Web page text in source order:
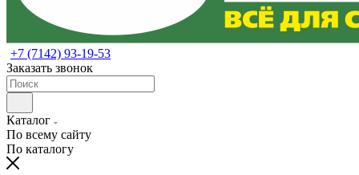
+7 (7142) 93-19-53
Заказать звонок
Каталог
По всему сайту
По каталогу